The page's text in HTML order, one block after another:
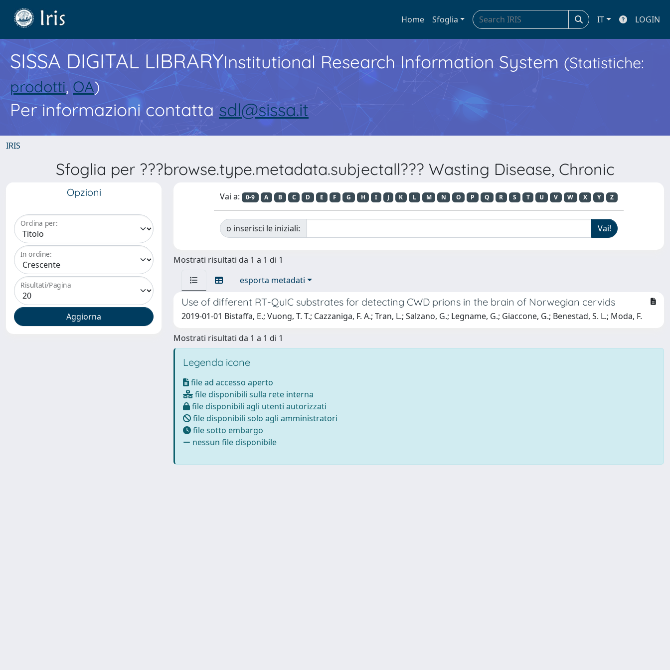
Home Sfoglia IT LOGIN
SISSA DIGITAL LIBRARYInstitutional Research Information System (Statistiche:
prodotti, OA)
Per informazioni contatta sdl@sissa.it
IRIS
Sfoglia per ???browse.type.metadata.subjectall??? Wasting Disease, Chronic
Opzioni
Ordina per:
In ordine:
Risultati/Pagina
Vai a: 0-9 A B C D E F G H I J K L M N O P Q R S T U V W X Y Z
o inserisci le iniziali:
Mostrati risultati da 1 a 1 di 1
esporta metadati
Use of different RT-QuIC substrates for detecting CWD prions in the brain of Norwegian cervids
2019-01-01 Bistaffa, E.; Vuong, T. T.; Cazzaniga, F. A.; Tran, L.; Salzano, G.; Legname, G.; Giaccone, G.; Benestad, S. L.; Moda, F.
Mostrati risultati da 1 a 1 di 1
Legenda icone
file ad accesso aperto
file disponibili sulla rete interna
file disponibili agli utenti autorizzati
file disponibili solo agli amministratori
file sotto embargo
nessun file disponibile